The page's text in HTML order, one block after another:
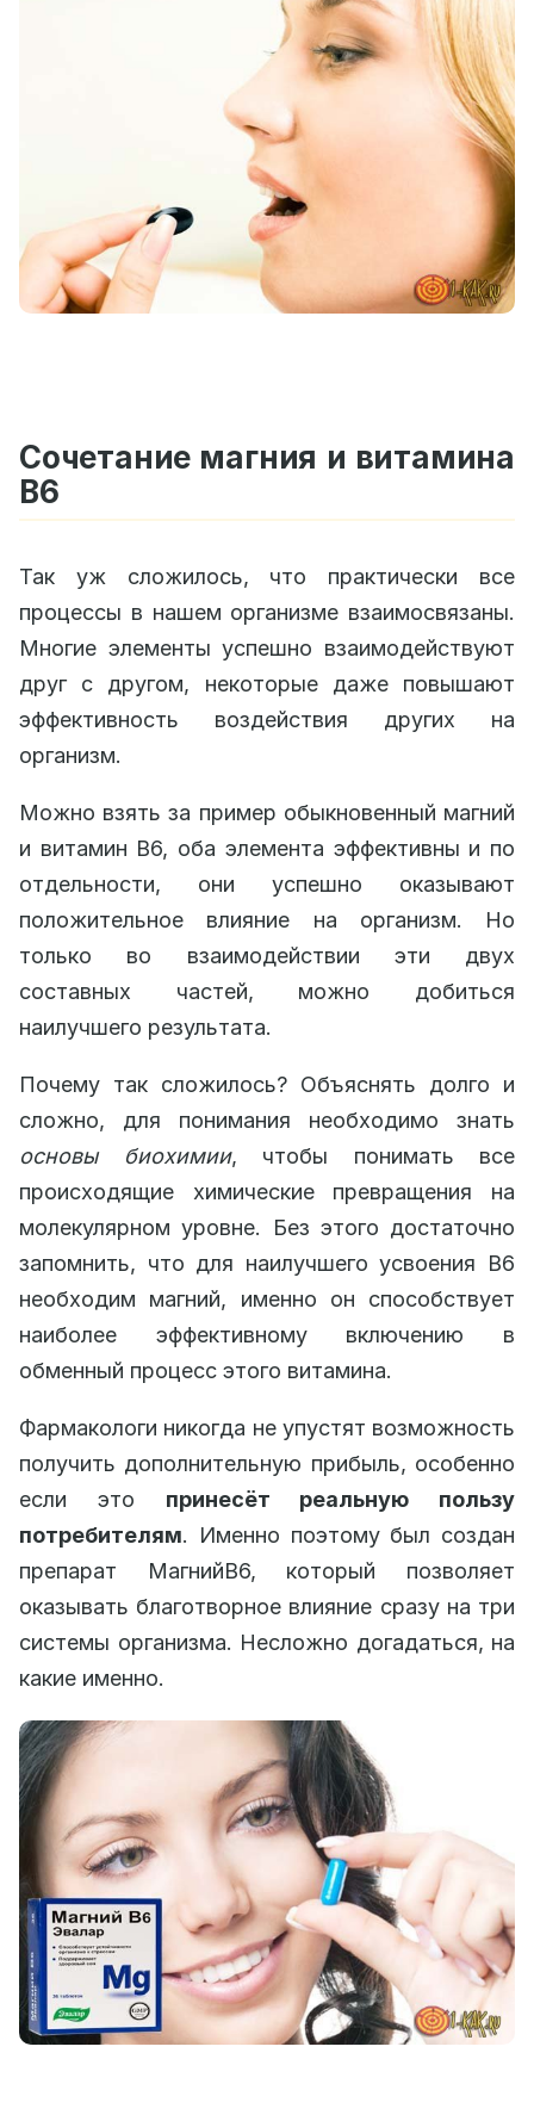
Сочетание магния и витамина
B6
Так уж сложилось, что практически все
процессы в нашем организме взаимосвязаны.
Многие элементы успешно взаимодействуют
друг с другом, некоторые даже повышают
эффективность воздействия других на
организм.
Можно взять за пример обыкновенный магний
и витамин B6, оба элемента эффективны и по
отдельности, они успешно оказывают
положительное влияние на организм. Но
только во взаимодействии эти двух
составных частей, можно добиться
наилучшего результата.
Почему так сложилось? Объяснять долго и
сложно, для понимания необходимо знать
основы биохимии, чтобы понимать все
происходящие химические превращения на
молекулярном уровне. Без этого достаточно
запомнить, что для наилучшего усвоения B6
необходим магний, именно он способствует
наиболее эффективному включению в
обменный процесс этого витамина.
Фармакологи никогда не упустят возможность
получить дополнительную прибыль, особенно
если это принесёт реальную пользу
потребителям. Именно поэтому был создан
препарат МагнийB6, который позволяет
оказывать благотворное влияние сразу на три
системы организма. Несложно догадаться, на
какие именно.